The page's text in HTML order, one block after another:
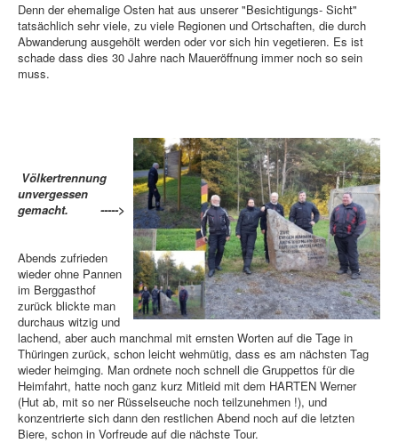
Denn der ehemalige Osten hat aus unserer "Besichtigungs- Sicht"
tatsächlich sehr viele, zu viele Regionen und Ortschaften, die durch
Abwanderung ausgehölt werden oder vor sich hin vegetieren. Es ist
schade dass dies 30 Jahre nach Maueröffnung immer noch so sein
muss.
Völkertrennung
unvergessen
gemacht. ----->
Abends zufrieden
wieder ohne Pannen
im Berggasthof
zurück blickte man
durchaus witzig und
lachend, aber auch manchmal mit ernsten Worten auf die Tage in
Thüringen zurück, schon leicht wehmütig, dass es am nächsten Tag
wieder heimging. Man ordnete noch schnell die Gruppettos für die
Heimfahrt, hatte noch ganz kurz Mitleid mit dem HARTEN Werner
(Hut ab, mit so ner Rüsselseuche noch teilzunehmen !), und
konzentrierte sich dann den restlichen Abend noch auf die letzten
Biere, schon in Vorfreude auf die nächste Tour.